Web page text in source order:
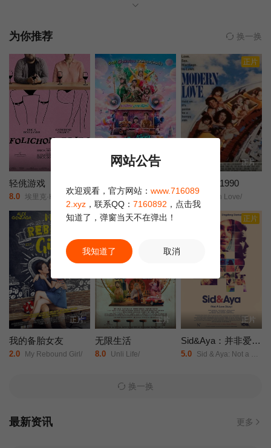
姨妈薇薇安（Vivienne）的事情。薇薇安拥有一家茶叶店。
为你推荐 换一换
轻佻游戏
8.0 埃里克·K·布利安/凯瑟琳·沙博/Erin/Carter/Sarah/Chouinard-Poirier/娜塔莉·古帕尔/Rose-Anne/Déry/萨米尔·菲鲁兹/Carolanne/Foucher/艾甜·加罗伊/安布雷·贾布兰/Fayolle/Jean/Jr./Nicolas/Krief/Jacques/L'Heureux/ève/Landry/朱莉·勒布勒东/阿加莎·勒杜/Simone/Ledoux/索菲·勒图讷尔/弗罗伦斯·布莱恩/Antonin/Mousseau-Rivard/
正片
5.0 阿丽莎拉·翁差丽/Sitthiphon/Disamoe/
正片
正片
新潮恋爱 1990
9.0 Modern Love/
正片
正片
我的备胎女友
2.0 My Rebound Girl/
正片
正片
无限生活
8.0 Unli Life/
正片
正片
Sid&Aya：并非爱情故事
5.0 Sid & Aya: Not a Love Story/
换一换
最新资讯 更多
网站公告
欢迎观看，官方网站： www.716089
2.xyz ，联系QQ： 7160892 ，点击我
知道了，弹窗当天不在弹出！
我知道了 取消